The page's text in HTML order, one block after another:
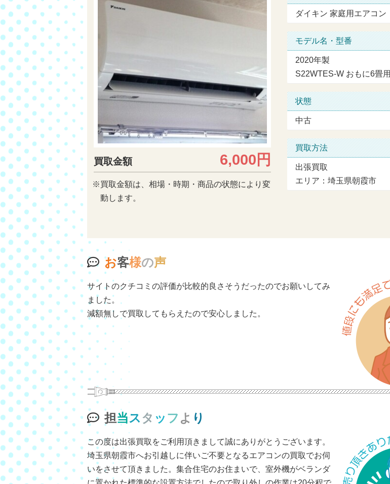
買取金額 6,000円
※買取金額は、相場・時期・商品の状態により変
動します。
ダイキン 家庭用エアコン
モデル名・型番
2020年製
S22WTES-W おもに6畳用
状態
中古
買取方法
出張買取
エリア：埼玉県朝霞市
お客様の声
サイトのクチコミの評価が比較的良さそうだったのでお願いしてみ
ました。
減額無しで買取してもらえたので安心しました。
担当スタ ッ フ よ り
この度は出張買取をご利用頂きまして誠にありがとうございます。
埼玉県朝霞市へお引越しに伴いご不要となるエアコンの買取でお伺
いをさせて頂きました。集合住宅のお住まいで、室外機がベランダ